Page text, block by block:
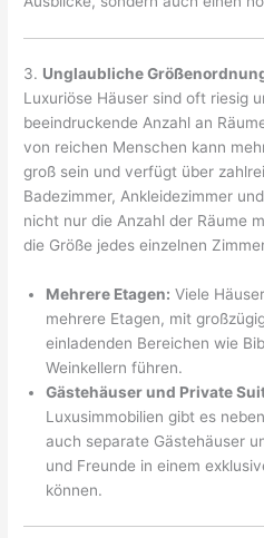
3. Unglaubliche
Luxuriöse Häuser sind oft riesig
beeindruckende Anzahl an
von reichen Menschen kann
groß sein und verfügt über
Badezimmer, Ankleidezimmer
nicht nur die Anzahl der Räume
die Größe jedes einzelnen
Mehrere Etagen: Viele
mehrere Etagen, mit
einladenden Bereichen wie
Weinkellern führen.
Gästehäuser und Private
Luxusimmobilien gibt es
auch separate Gästehäuser
und Freunde in einem
können.